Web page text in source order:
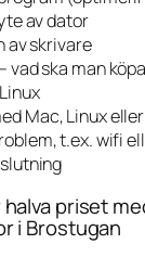
av dator
av skrivare
vad ska man
Mac, Linux
t.ex. wifi
priset
i Brostugan